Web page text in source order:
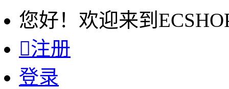
您好！欢迎来到
注册
登录